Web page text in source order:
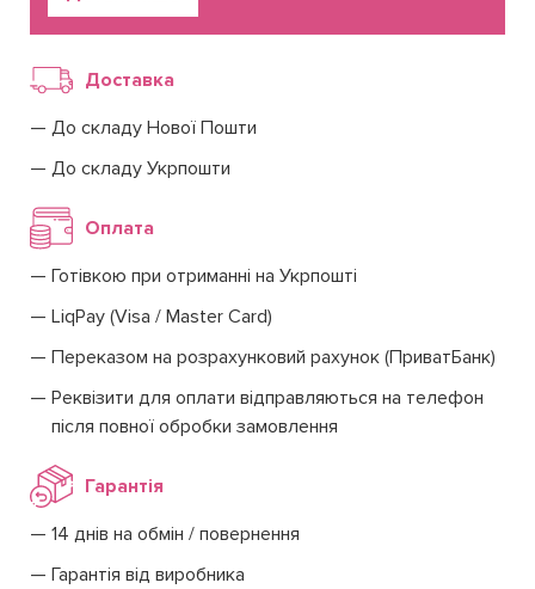
Доставка
До складу Нової Пошти
До складу Укрпошти
Оплата
Готівкою при отриманні на Укрпошті
LiqPay (Visa / Master Card)
Переказом на розрахунковий рахунок (ПриватБанк)
Реквізити для оплати відправляються на телефон
після повної обробки замовлення
Гарантія
14 днів на обмін / повернення
Гарантія від виробника